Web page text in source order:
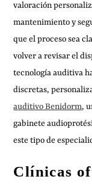
valoración
mantenimiento y
que el proceso sea
volver a revisar el
tecnología auditiva
discretas,
auditivo Benidorm,
gabinete
este tipo de
Clínicas